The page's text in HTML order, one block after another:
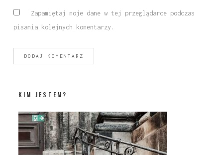
Zapamiętaj moje dane w tej przeglądarce podczas
pisania kolejnych komentarzy.
KIM JESTEM?